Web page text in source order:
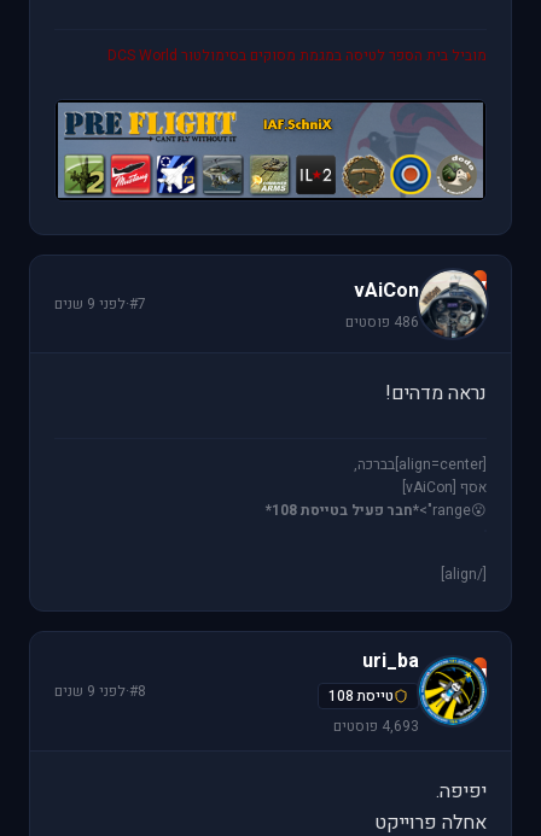
מוביל בית הספר לטיסה במגמת מסוקים בסימולטור DCS World
v
vAiCon
486 פוסטים
#7
·לפני 9 שנים
נראה מדהים!
[align=center]בברכה,
אסף [vAiCon]
😮
range"> *חבר פעיל בטייסת 108*
[/align]
u
uri_ba
טייסת 108
4,693 פוסטים
#8
·לפני 9 שנים
יפיפה.
אחלה פרוייקט